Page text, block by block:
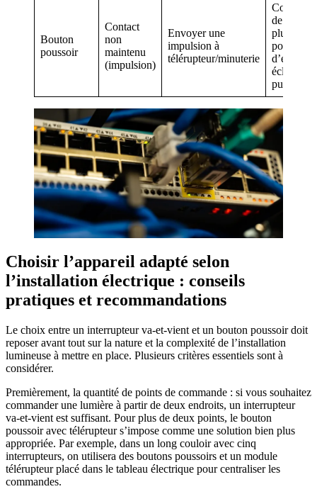
Bouton
poussoir
Contact
non
maintenu
(impulsion)
Envoyer une
impulsion à
télérupteur/minuterie
Contrôle
de
plusieurs
points
éclairage
puissant
Choisir l’appareil adapté selon
l’installation électrique : conseils
pratiques et recommandations
Le choix entre un interrupteur va-et-vient et un bouton poussoir doit
reposer avant tout sur la nature et la complexité de l’installation
lumineuse à mettre en place. Plusieurs critères essentiels sont à
considérer.
Premièrement, la quantité de points de commande : si vous souhaitez
commander une lumière à partir de deux endroits, un interrupteur
va-et-vient est suffisant. Pour plus de deux points, le bouton
poussoir avec télérupteur s’impose comme une solution bien plus
appropriée. Par exemple, dans un long couloir avec cinq
interrupteurs, on utilisera des boutons poussoirs et un module
télérupteur placé dans le tableau électrique pour centraliser les
commandes.